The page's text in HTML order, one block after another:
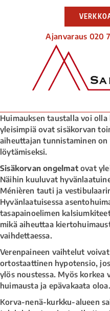
Ajanvaraus 020
Huimauksen taustalla voi
yleisimpiä ovat sisäkorvan
aiheuttajan tunnistaminen on
löytämiseksi.
Sisäkorvan ongelmatovat
Näihin kuuluvat
Ménièren tauti ja
Hyvänlaatuisessa
tasapainoelimen
mikä aiheuttaa
vaihdettaessa.
Verenpaineen vaihtelut
ortostaattinen hypotensio,
ylös noustessa. Myös korkea
huimausta ja epävakaata oloa.
Korva-nenä-kurkku-alueen